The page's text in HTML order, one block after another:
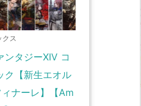
クス
ンタジーXIV コ
ク【新生エオル
ナーレ】【Am